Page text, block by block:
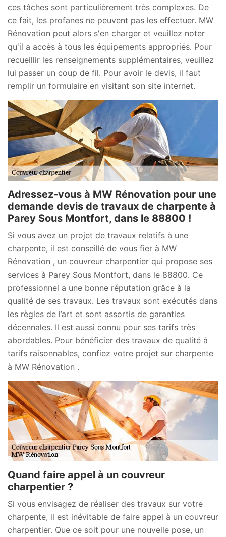
ces tâches sont particulièrement très complexes. De
ce fait, les profanes ne peuvent pas les effectuer. MW
Rénovation peut alors s'en charger et veuillez noter
qu'il a accès à tous les équipements appropriés. Pour
recueillir les renseignements supplémentaires, veuillez
lui passer un coup de fil. Pour avoir le devis, il faut
remplir un formulaire en visitant son site internet.
Adressez-vous à MW Rénovation pour une
demande devis de travaux de charpente à
Parey Sous Montfort, dans le 88800 !
Si vous avez un projet de travaux relatifs à une
charpente, il est conseillé de vous fier à MW
Rénovation , un couvreur charpentier qui propose ses
services à Parey Sous Montfort, dans le 88800. Ce
professionnel a une bonne réputation grâce à la
qualité de ses travaux. Les travaux sont exécutés dans
les règles de l’art et sont assortis de garanties
décennales. Il est aussi connu pour ses tarifs très
abordables. Pour bénéficier des travaux de qualité à
tarifs raisonnables, confiez votre projet sur charpente
à MW Rénovation .
Quand faire appel à un couvreur
charpentier ?
Si vous envisagez de réaliser des travaux sur votre
charpente, il est inévitable de faire appel à un couvreur
charpentier. Que ce soit pour une nouvelle pose, un